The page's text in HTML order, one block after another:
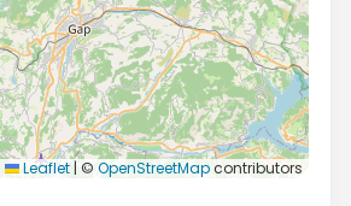
Leaflet | © OpenStreetMapcontributors